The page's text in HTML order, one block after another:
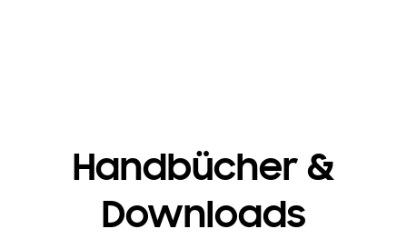
Handbücher &
Downloads